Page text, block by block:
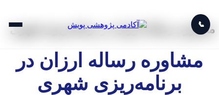
📞
مشاوره رساله ارزان در برنامه‌ریزی شهری
مشاوره رساله ارزان در
برنامه‌ریزی شهری